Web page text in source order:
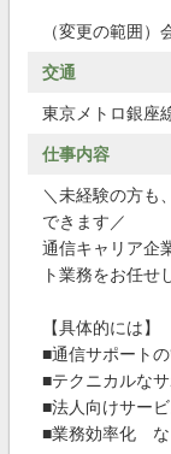
（変更の範囲
交通
東京メトロ銀座
仕事内容
＼未経験の方も
できます／
通信キャリア企
ト業務をお任せ
【具体的には】
■通信サポート
■テクニカルな
■法人向けサー
■業務効率化